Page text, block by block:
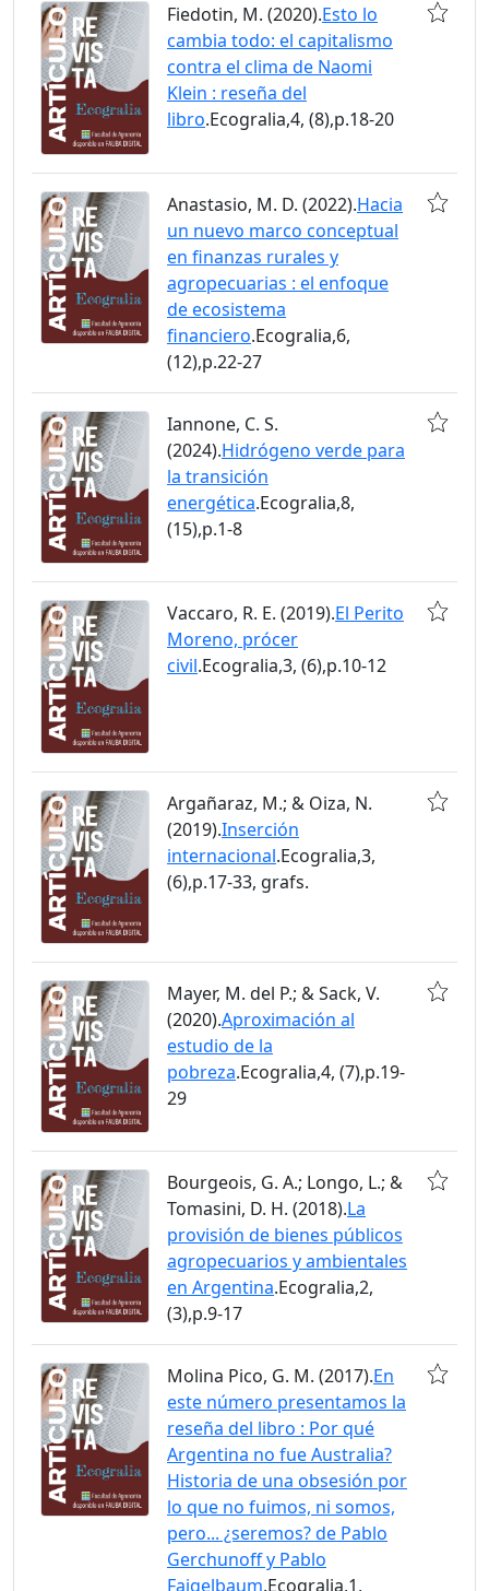
Fiedotin, M. (2020).Esto lo
cambia todo: el capitalismo
contra el clima de Naomi
Klein : reseña del
libro.Ecogralia,4, (8),p.18-20
Anastasio, M. D. (2022).Hacia
un nuevo marco conceptual
en finanzas rurales y
agropecuarias : el enfoque
de ecosistema
financiero.Ecogralia,6,
(12),p.22-27
Iannone, C. S.
(2024).Hidrógeno verde para
la transición
energética.Ecogralia,8,
(15),p.1-8
Vaccaro, R. E. (2019).El Perito
Moreno, prócer
civil.Ecogralia,3, (6),p.10-12
Argañaraz, M.; & Oiza, N.
(2019).Inserción
internacional.Ecogralia,3,
(6),p.17-33, grafs.
Mayer, M. del P.; & Sack, V.
(2020).Aproximación al
estudio de la
pobreza.Ecogralia,4, (7),p.19-
29
Bourgeois, G. A.; Longo, L.; &
Tomasini, D. H. (2018).La
provisión de bienes públicos
agropecuarios y ambientales
en Argentina.Ecogralia,2,
(3),p.9-17
Molina Pico, G. M. (2017).En
este número presentamos la
reseña del libro : Por qué
Argentina no fue Australia?
Historia de una obsesión por
lo que no fuimos, ni somos,
pero... ¿seremos? de Pablo
Gerchunoff y Pablo
Fajgelbaum.Ecogralia,1,